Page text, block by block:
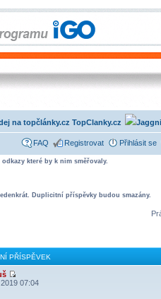
TopClanky.cz
FAQ Registrovat Přihlásit se
které by k nim směřovaly.
Duplicitní příspěvky budou smazány.
PŘÍSPĚVEK
07:04